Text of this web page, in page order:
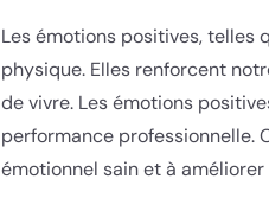
Les émotions positives, telles
physique. Elles renforcent
de vivre. Les émotions
performance professionnelle.
émotionnel sain et à